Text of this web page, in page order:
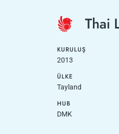
Thai
KURULUŞ
2013
ÜLKE
Tayland
HUB
DMK